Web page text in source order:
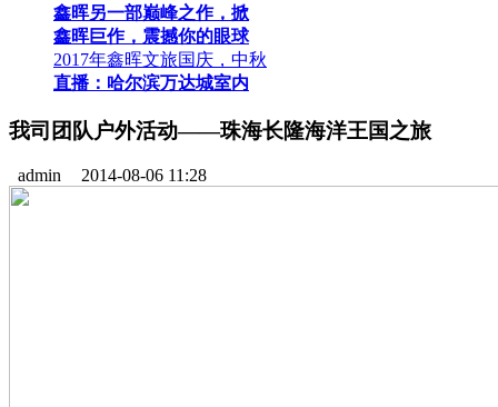
鑫晖另一部巅峰之作，掀
鑫晖巨作，震撼你的眼球
2017年鑫晖文旅国庆，中秋
直播：哈尔滨万达城室内
我司团队户外活动——珠海长隆海洋王国之旅
admin 2014-08-06 11:28